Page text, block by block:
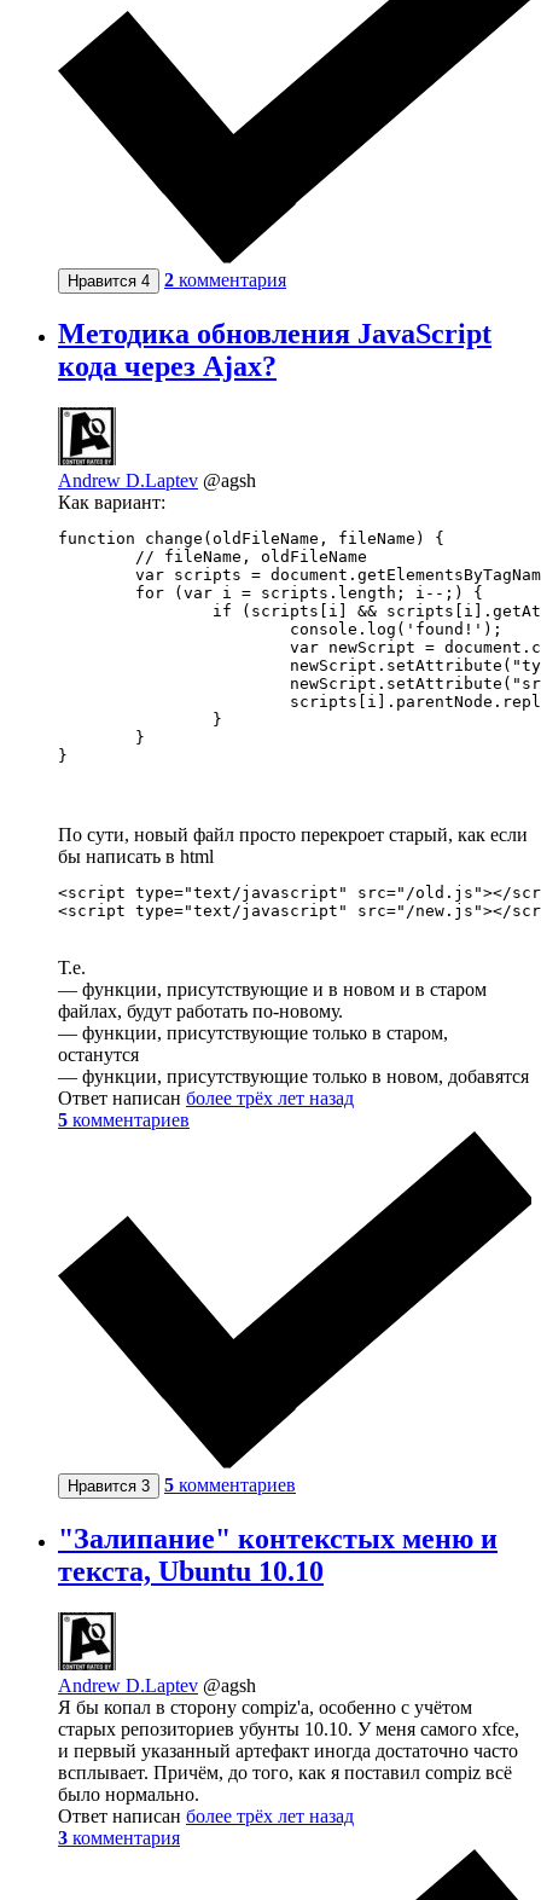
Нравится 4 2 комментария
Методика обновления JavaScript
кода через Ajax?
Andrew D.Laptev @agsh
Как вариант:
function change(oldFileName, fileName) {
По сути, новый файл просто перекроет старый, как если
бы написать в html
<script type="text/javascript" src="/old.js"></
Т.е.
— функции, присутствующие и в новом и в старом
файлах, будут работать по-новому.
— функции, присутствующие только в старом,
останутся
— функции, присутствующие только в новом, добавятся
Ответ написан более трёх лет назад
5 комментариев
Нравится 3 5 комментариев
"Залипание" контекстых меню и
текста, Ubuntu 10.10
Andrew D.Laptev @agsh
Я бы копал в сторону compiz'а, особенно с учётом
старых репозиториев убунты 10.10. У меня самого xfce,
и первый указанный артефакт иногда достаточно часто
всплывает. Причём, до того, как я поставил compiz всё
было нормально.
Ответ написан более трёх лет назад
3 комментария